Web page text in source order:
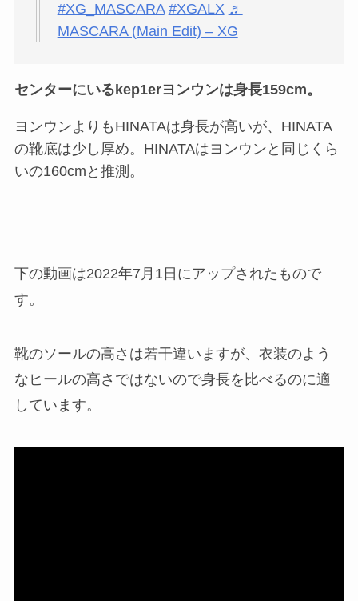
#XG_MASCARA #XGALX ♬
MASCARA (Main Edit) – XG
センターにいるkep1erヨンウンは身長159cm。
ヨンウンよりもHINATAは身長が高いが、HINATA
の靴底は少し厚め。HINATAはヨンウンと同じくら
いの160cmと推測。
下の動画は2022年7月1日にアップされたもので
す。
靴のソールの高さは若干違いますが、衣装のよう
なヒールの高さではないので身長を比べるのに適
しています。